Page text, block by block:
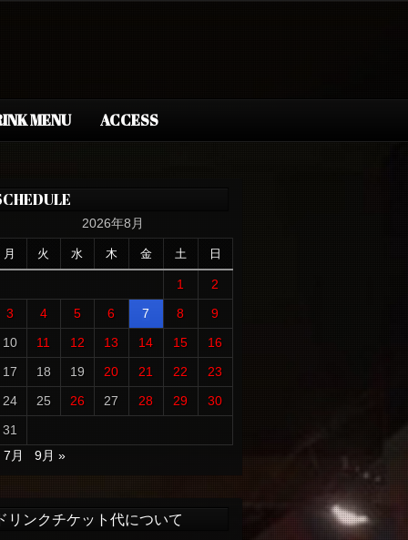
MENU ACCESS
2026年8月
月 火 水 木 金 土 日
1
2
3
4 5 6 7 8
9
10
11 12 13 14 15
16
17
18 19 20 21 22
23
24
25 26 27 28 29
30
31
7月
9月 »
リンクチケット代について